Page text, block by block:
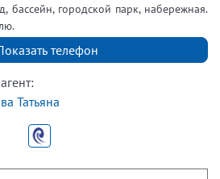
бассейн, городской парк, набережная.
телефон
(812) 740-70-40
Татьяна